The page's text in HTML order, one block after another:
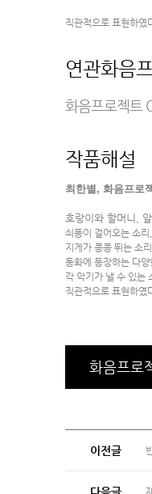
직관적으로 표현하였
연관화음
화음프로젝트
작품해설
최한별, 화음프로
호랑이와 할머니,
쇠똥이 걸어오는 소리,
지게가 콩콩 뛰는 소
동화에 등장하는 다
각 악기가 낼 수 있는
직관적으로 표현하였
화음프로
이전글